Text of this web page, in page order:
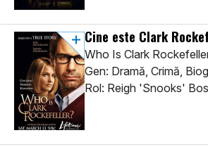
Cine este Clark
Who Is Clark
Gen: Dramă, Crimă,
Rol: Reigh 'Snooks'